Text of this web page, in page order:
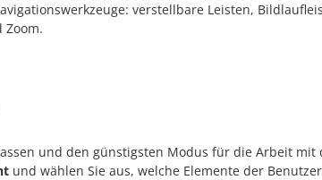
verstellbare Leisten,
Zoom.
und den günstigsten Modus für die Arbeit mit
und wählen Sie aus, welche Elemente der